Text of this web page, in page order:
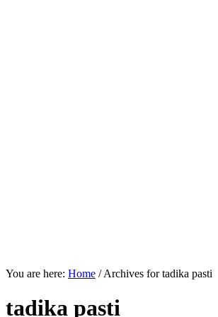
You are here: Home /Archives for tadika pasti
tadika pasti